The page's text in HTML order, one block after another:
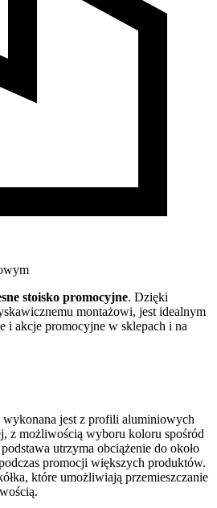
stoisko promocyjne. Dzięki
montażowi, jest idealnym
i akcje promocyjne w sklepach i na
jest z profili aluminiowych
z możliwością wyboru koloru spośród
utrzyma obciążenie do około
promocji większych produktów.
które umożliwiają przemieszczanie